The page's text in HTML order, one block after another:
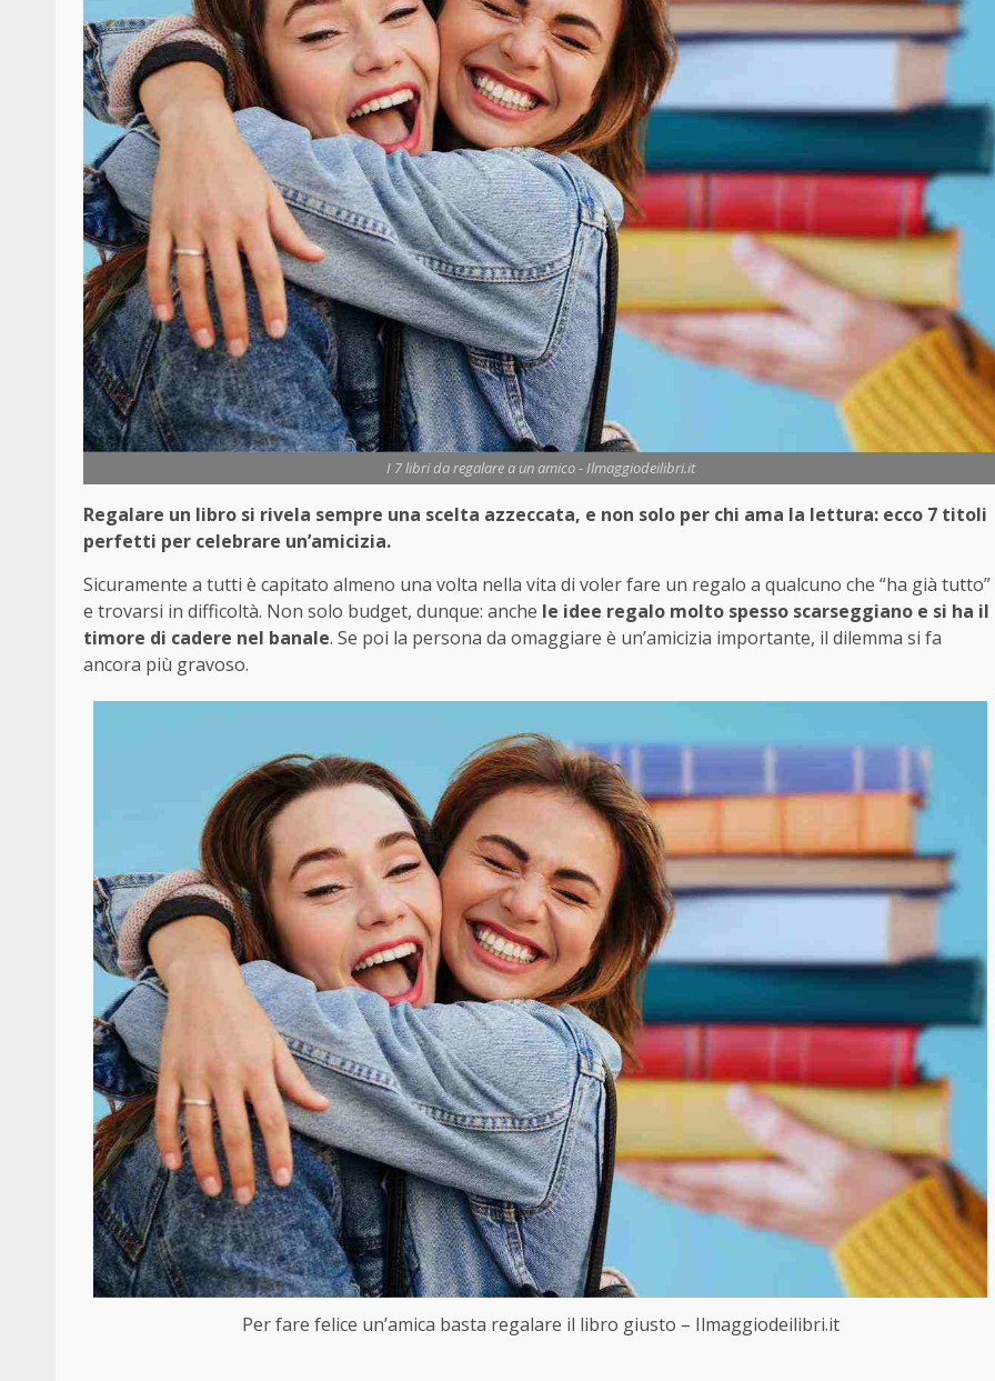
I 7 libri da regalare a un amico - Ilmaggiodeilibri.it
Regalare un libro si rivela sempre una scelta azzeccata, e non solo per chi ama la lettura: ecco 7 titoli
perfetti per celebrare un’amicizia.
Sicuramente a tutti è capitato almeno una volta nella vita di voler fare un regalo a qualcuno che “ha già tutto”
e trovarsi in difficoltà. Non solo budget, dunque: anche le idee regalo molto spesso scarseggiano e si ha il
timore di cadere nel banale. Se poi la persona da omaggiare è un’amicizia importante, il dilemma si fa
ancora più gravoso.
Per fare felice un’amica basta regalare il libro giusto – Ilmaggiodeilibri.it